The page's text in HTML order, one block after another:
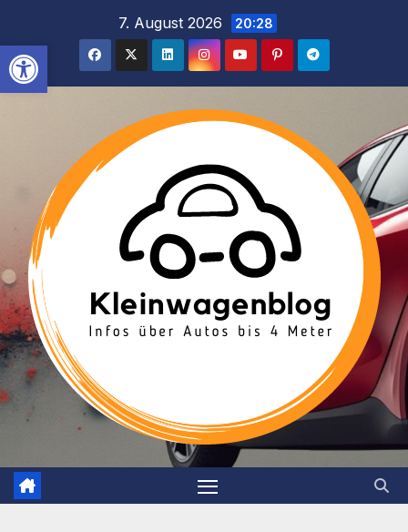
Werkzeugleiste öffnen
springen
7. August 2026 20:28